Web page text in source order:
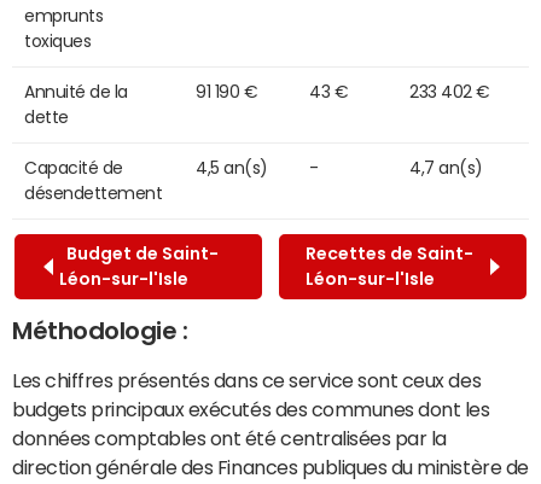
emprunts
toxiques
Annuité de la
dette
91 190 € 43 € 233 402 €
Capacité de
désendettement
4,5 an(s) - 4,7 an(s)
Budget de Saint-
Léon-sur-l'Isle
Recettes de Saint-
Léon-sur-l'Isle
Méthodologie :
Les chiffres présentés dans ce service sont ceux des
budgets principaux exécutés des communes dont les
données comptables ont été centralisées par la
direction générale des Finances publiques du ministère de